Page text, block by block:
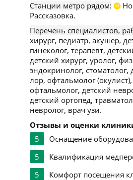
Станции метро рядом:
М
Рассказовка.
Перечень специалистов,
хирург, педиатр, акушер,
гинеколог, терапевт,
детский хирург, уролог,
эндокринолог, стоматолог,
лор, офтальмолог
офтальмолог, детский
детский ортопед,
невролог, врач узи.
Отзывы и оценки
5
Оснащение
5
Квалификация
5
Комфорт посещения